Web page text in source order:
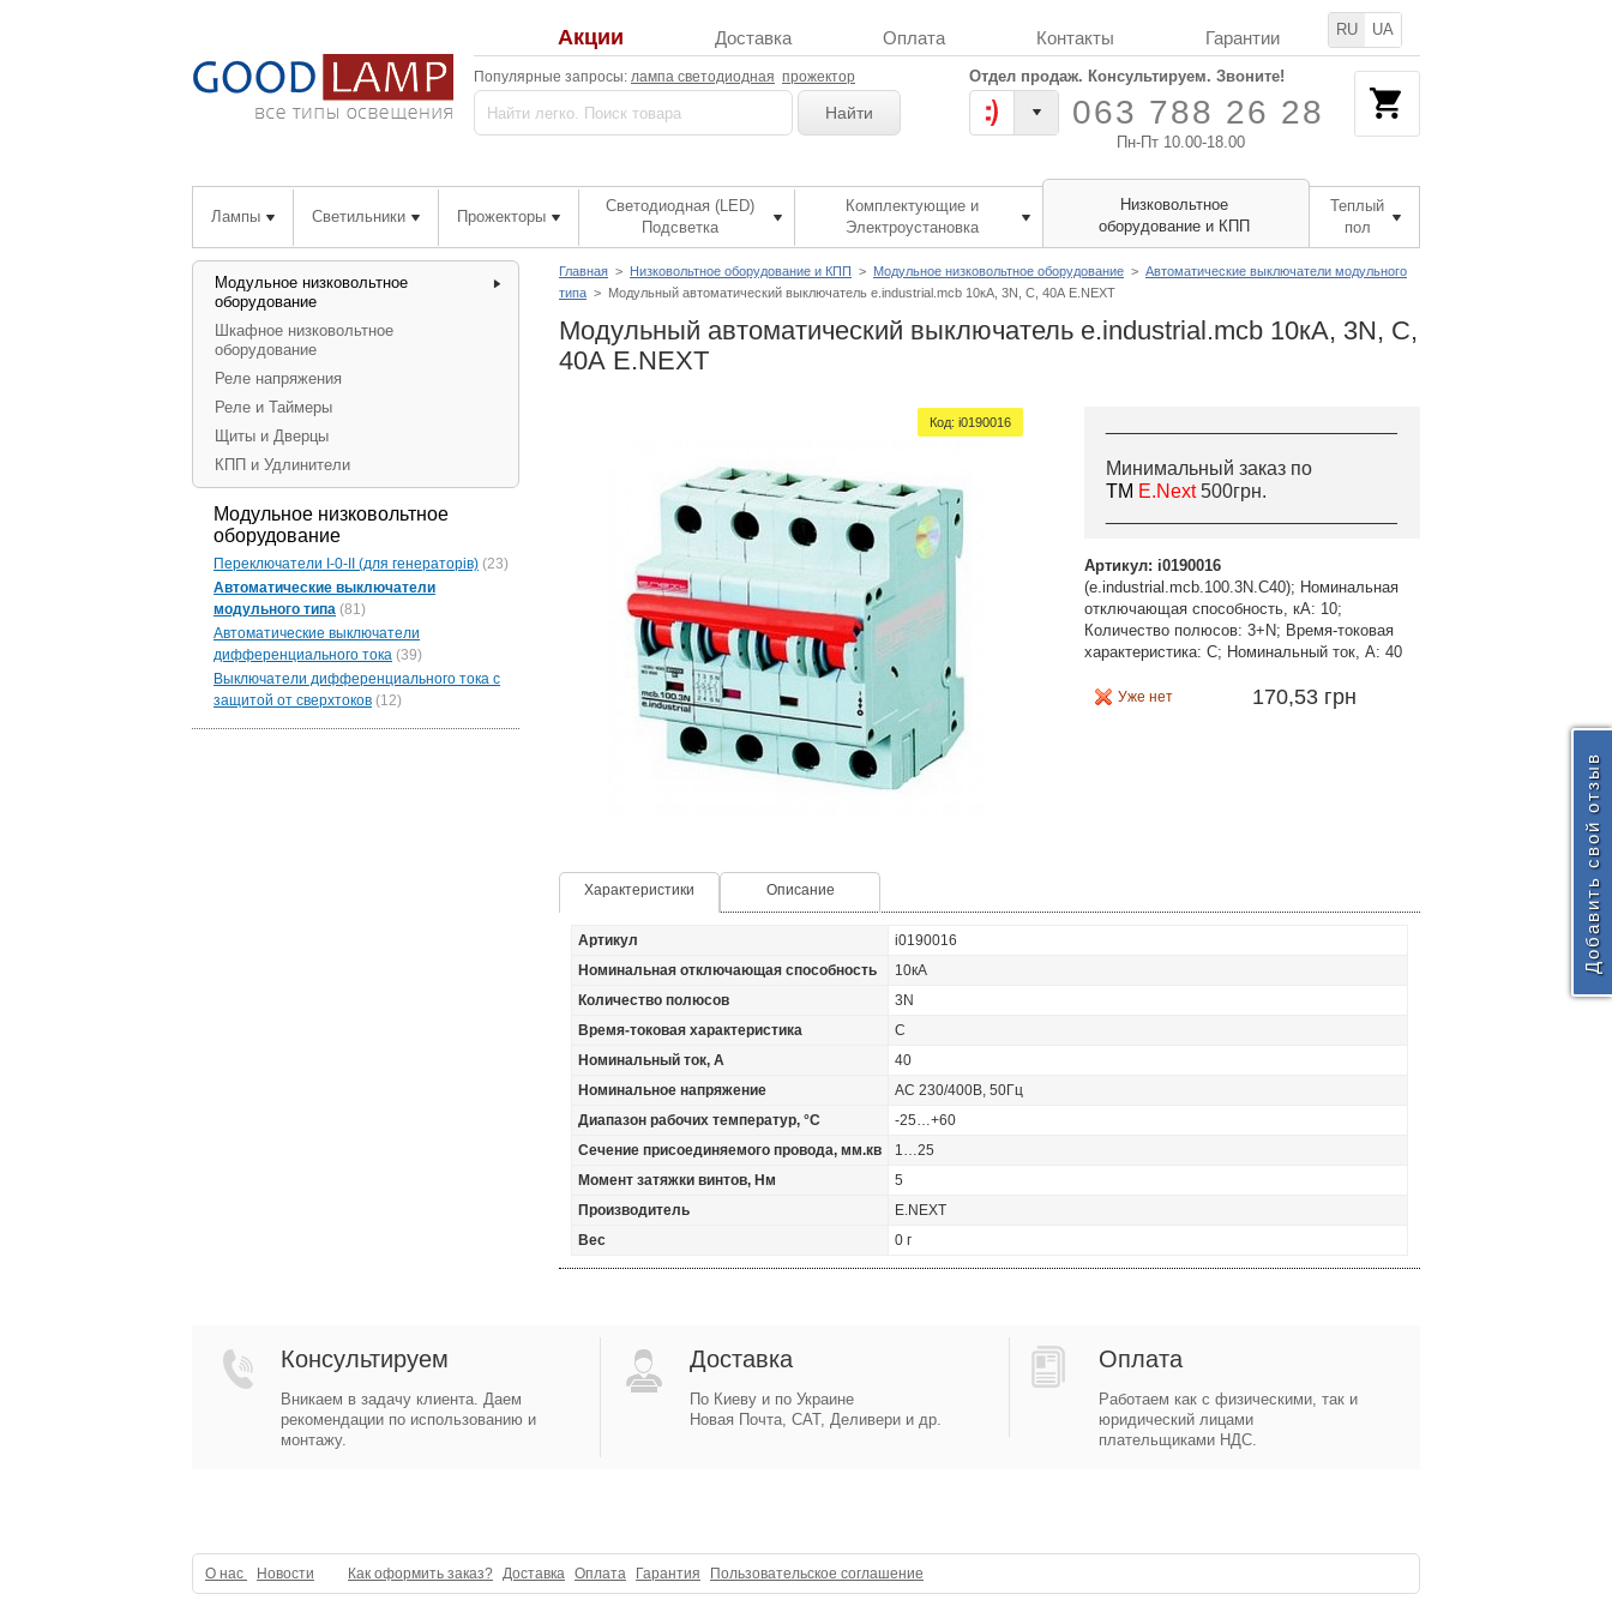
RU UA
Акции Доставка Оплата Контакты Гарантии
Популярные запросы: лампа светодиодная прожектор
Найти
Отдел продаж. Консультируем. Звоните!
063 788 26 28
Пн-Пт 10.00-18.00
Лампы Светильники Прожекторы
Светодиодная (LED)
Подсветка
Комплектующие и
Электроустановка
Низковольтное
оборудование и КПП
Теплый
пол
Главная > Низковольтное оборудование и КПП > Модульное низковольтное оборудование > Автоматические выключатели модульного
типа > Модульный автоматический выключатель e.industrial.mcb 10кА, 3N, C, 40А E.NEXT
Модульный автоматический выключатель e.industrial.mcb 10кА, 3N, C,
40А E.NEXT
Код: i0190016
Минимальный заказ по
ТМ E.Next 500грн.
Артикул: i0190016
(e.industrial.mcb.100.3N.C40); Номинальная
отключающая способность, кА: 10;
Количество полюсов: 3+N; Время-токовая
характеристика: C; Номинальный ток, А: 40
170,53 грн
Уже нет
Характеристики Описание
Артикул
i0190016
Номинальная отключающая способность
10кА
Количество полюсов
3N
Время-токовая характеристика
C
Номинальный ток, А
40
Номинальное напряжение
АС 230/400В, 50Гц
Диапазон рабочих температур, °С
-25…+60
Сечение присоединяемого провода, мм.кв
1…25
Момент затяжки винтов, Нм
5
Производитель
E.NEXT
Вес
0 г
Модульное низковольтное
оборудование
Шкафное низковольтное
оборудование
Реле напряжения
Реле и Таймеры
Щиты и Дверцы
КПП и Удлинители
Модульное низковольтное
оборудование
Переключатели I-0-II (для генераторів) (23)
Автоматические выключатели
модульного типа (81)
Автоматические выключатели
дифференциального тока (39)
Выключатели дифференциального тока с
защитой от сверхтоков (12)
Консультируем
Вникаем в задачу клиента. Даем
рекомендации по использованию и
монтажу.
Доставка
По Киеву и по Украине
Новая Почта, САТ, Деливери и др.
Оплата
Работаем как с физическими, так и
юридический лицами
плательщиками НДС.
О нас Новости Как оформить заказ? Доставка Оплата Гарантия Пользовательское соглашение
Добавить свой отзыв